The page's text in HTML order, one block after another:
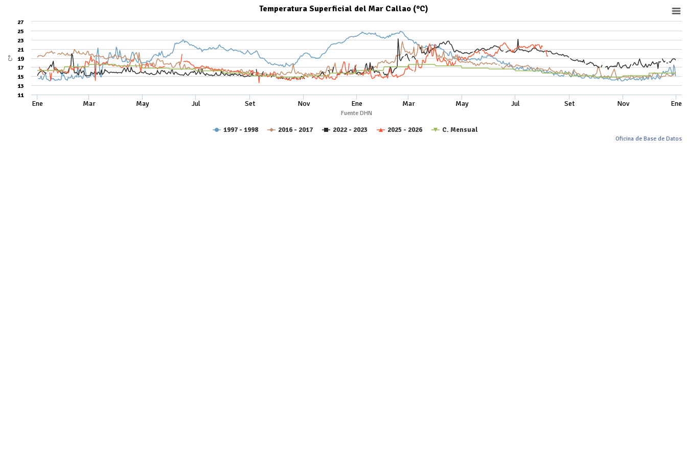
Fuente DHN
C°
Temperatura Superficial del Mar Callao (°C)
1997 - 1998 2016 - 2017 2022 - 2023 2025 - 2026 C. Mensual
Ene Mar May Jul Set Nov Ene Mar May Jul Set Nov Ene
11
13
15
17
19
21
23
25
27
Oficina de Base de Datos